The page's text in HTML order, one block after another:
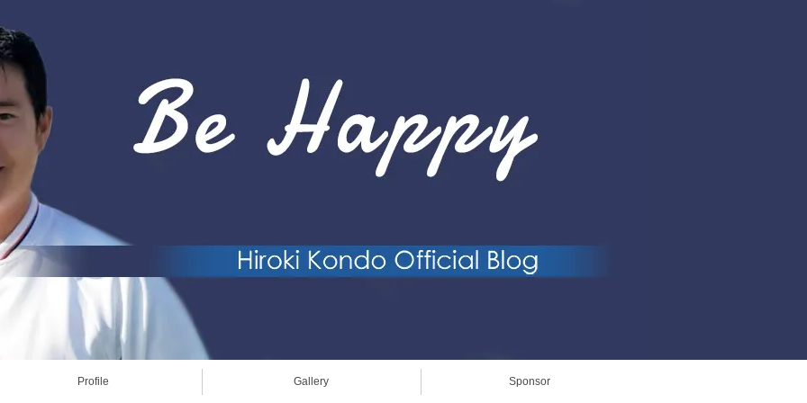
Profile Gallery Sponsor